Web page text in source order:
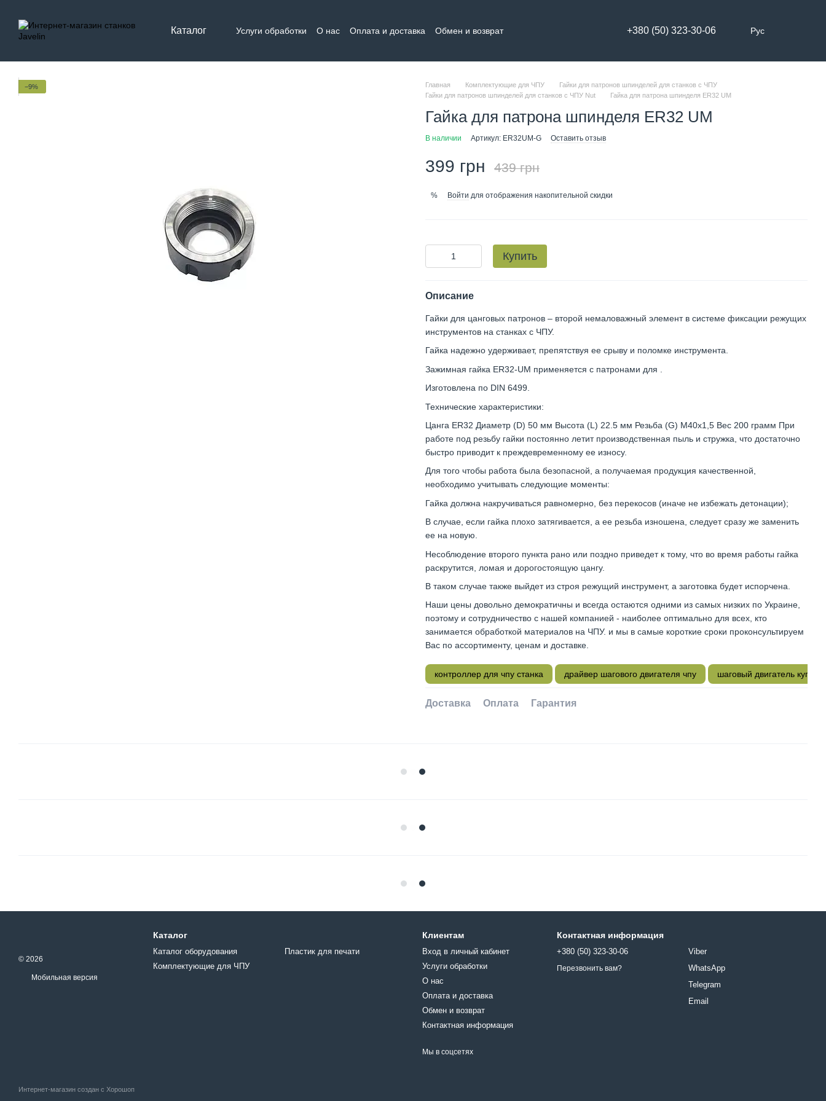
Каталог Услуги обработки О нас Оплата и доставка
Обмен и возврат
+380 (50) 323-30-06 Рус
−9% Главная Комплектующие для ЧПУ
Гайки для патронов шпинделей для станков с ЧПУ
Гайки для патронов шпинделей для станков с ЧПУ Nut
Гайка для патрона шпинделя ER32 UM
Гайка для патрона шпинделя ER32 UM
В наличии Артикул: ER32UM-G Оставить отзыв
399 грн 439 грн
% Войти для отображения накопительной скидки
Купить
Описание
Гайки для цанговых патронов – второй немаловажный элемент в системе фиксации режущих
инструментов на станках с ЧПУ.
Гайка надежно удерживает, препятствуя ее срыву и поломке инструмента.
Зажимная гайка ER32-UM применяется с патронами для .
Изготовлена по DIN 6499.
Технические характеристики:
Цанга ER32 Диаметр (D) 50 мм Высота (L) 22.5 мм Резьба (G) М40х1,5 Вес 200 грамм При
работе под резьбу гайки постоянно летит производственная пыль и стружка, что достаточно
быстро приводит к преждевременному ее износу.
Для того чтобы работа была безопасной, а получаемая продукция качественной,
необходимо учитывать следующие моменты:
Гайка должна накручиваться равномерно, без перекосов (иначе не избежать детонации);
В случае, если гайка плохо затягивается, а ее резьба изношена, следует сразу же заменить
ее на новую.
Несоблюдение второго пункта рано или поздно приведет к тому, что во время работы гайка
раскрутится, ломая и дорогостоящую цангу.
В таком случае также выйдет из строя режущий инструмент, а заготовка будет испорчена.
Наши цены довольно демократичны и всегда остаются одними из самых низких по Украине,
поэтому и сотрудничество с нашей компанией - наиболее оптимально для всех, кто
занимается обработкой материалов на ЧПУ. и мы в самые короткие сроки проконсультируем
Вас по ассортименту, ценам и доставке.
контроллер для чпу станка драйвер шагового двигателя чпу шаговый двигатель купить
Доставка Оплата Гарантия
© 2026
Мобильная версия
Интернет-магазин создан с Хорошоп
Каталог
Каталог оборудования
Комплектующие для ЧПУ
Пластик для печати
Клиентам
Вход в личный кабинет
Услуги обработки
О нас
Оплата и доставка
Обмен и возврат
Контактная информация
Мы в соцсетях
Контактная информация
+380 (50) 323-30-06
Перезвонить вам?
Viber
WhatsApp
Telegram
Email